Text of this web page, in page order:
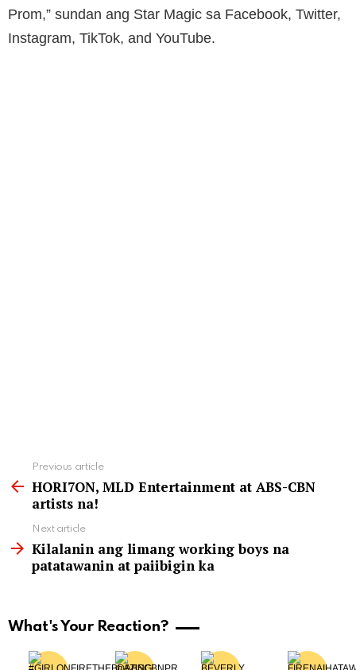
Prom,” sundan ang Star Magic sa Facebook, Twitter,
Instagram, TikTok, and YouTube.
more
Previous article
HORI7ON, MLD Entertainment at ABS-CBN
artists na!
Next article
Kilalanin ang limang working boys na
patatawanin at paiibigin ka
What's Your Reaction?